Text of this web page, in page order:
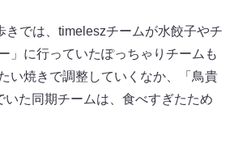
きでは、timeleszチームが水餃子やチ
」に行っていたぽっちゃりチームも
い焼きで調整していくなか、「鳥貴
いた同期チームは、食べすぎたため